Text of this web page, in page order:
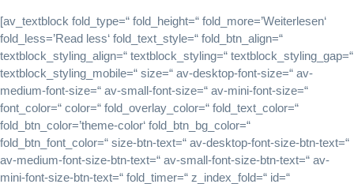
[av_textblock fold_type=“ fold_height=“ fold_more=’Weiterlesen‘
fold_less=’Read less‘ fold_text_style=“ fold_btn_align=“
textblock_styling_align=“ textblock_styling=“ textblock_styling_gap=“
textblock_styling_mobile=“ size=“ av-desktop-font-size=“ av-
medium-font-size=“ av-small-font-size=“ av-mini-font-size=“
font_color=“ color=“ fold_overlay_color=“ fold_text_color=“
fold_btn_color=’theme-color‘ fold_btn_bg_color=“
fold_btn_font_color=“ size-btn-text=“ av-desktop-font-size-btn-text=“
av-medium-font-size-btn-text=“ av-small-font-size-btn-text=“ av-
mini-font-size-btn-text=“ fold_timer=“ z_index_fold=“ id=“